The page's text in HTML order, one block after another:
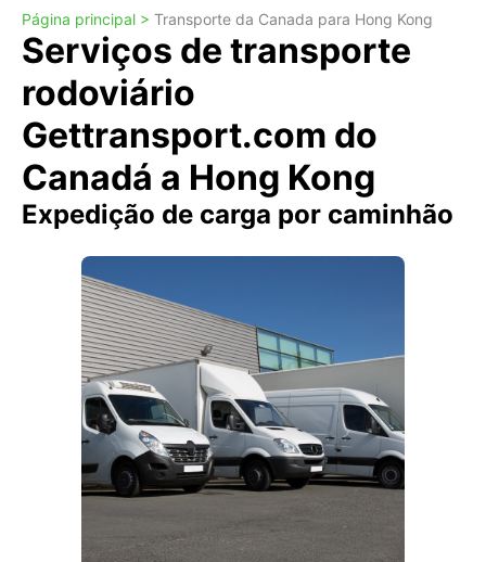
Página principal > Transporte da Canada para Hong Kong
Serviços de transporte
rodoviário
Gettransport.com do
Canadá a Hong Kong
Expedição de carga por caminhão